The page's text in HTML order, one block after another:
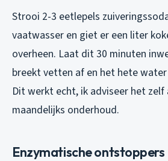
Strooi 2-3 eetlepels
vaatwasser en giet er een liter
overheen. Laat dit 30 minuten
breekt vetten af en het hete
Dit werkt echt, ik adviseer het
maandelijks onderhoud.
Enzymatische ontstoppers